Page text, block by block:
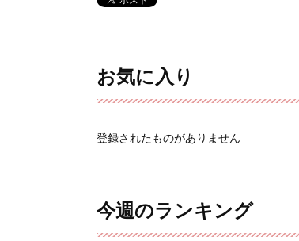
お気に入り
登録されたものがありません
今週のランキング